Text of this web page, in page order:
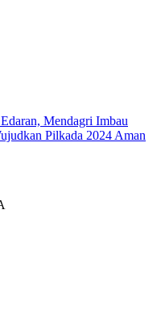
Mendagri Imbau
Pilkada 2024 Aman